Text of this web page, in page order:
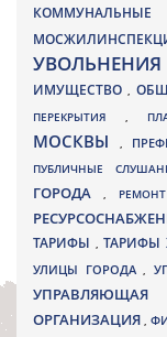
КОММУНАЛЬНЫЕ
ИМУЩЕСТВО ,
ПЕРЕКРЫТИЯ ,
МОСКВЫ
,
ПУБЛИЧНЫЕ
ГОРОДА
,
ТАРИФЫ , ТАРИФЫ
УЛИЦЫ ГОРОДА ,
ОРГАНИЗАЦИЯ,